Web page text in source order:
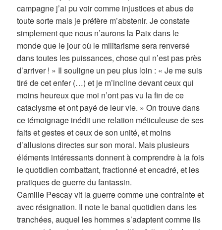
campagne j’ai pu voir comme injustices et abus de
toute sorte mais je préfère m’abstenir. Je constate
simplement que nous n’aurons la Paix dans le
monde que le jour où le militarisme sera renversé
dans toutes les puissances, chose qui n’est pas près
d’arriver ! » Il souligne un peu plus loin : « Je me suis
tiré de cet enfer (…) et je m’incline devant ceux qui
moins heureux que moi n’ont pas vu la fin de ce
cataclysme et ont payé de leur vie. » On trouve dans
ce témoignage inédit une relation méticuleuse de ses
faits et gestes et ceux de son unité, et moins
d’allusions directes sur son moral. Mais plusieurs
éléments intéressants donnent à comprendre à la fois
le quotidien combattant, fractionné et encadré, et les
pratiques de guerre du fantassin.
Camille Pescay vit la guerre comme une contrainte et
avec résignation. Il note le banal quotidien dans les
tranchées, auquel les hommes s’adaptent comme ils